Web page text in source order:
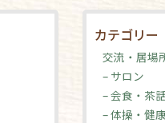
カテゴリー
交流・居場
– サロン
– 会食・茶
– 体操・健